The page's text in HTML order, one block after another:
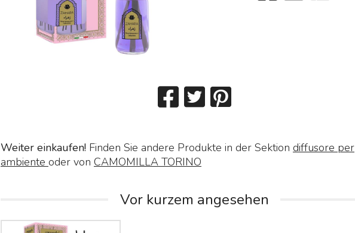
Weiter einkaufen!Finden Sie andere Produkte in der Sektion diffusore per
ambiente oder von CAMOMILLA TORINO
Vor kurzem angesehen